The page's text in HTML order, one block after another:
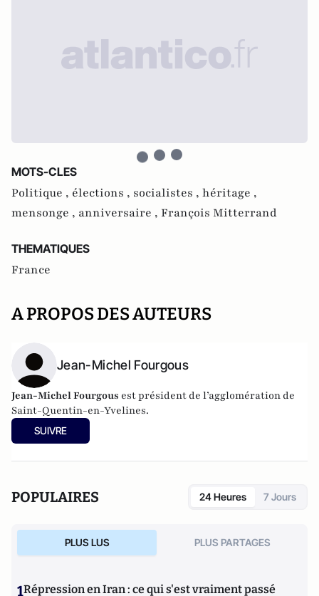
MOTS-CLES
Politique , élections , socialistes , héritage ,
mensonge , anniversaire , François Mitterrand
THEMATIQUES
France
A PROPOS DES AUTEURS
Jean-Michel Fourgous
Jean-Michel Fourgous est président de l’agglomération de
Saint-Quentin-en-Yvelines.
SUIVRE
POPULAIRES 24 Heures 7 Jours
PLUS LUS PLUS PARTAGES
1Répression en Iran : ce qui s'est vraiment passé